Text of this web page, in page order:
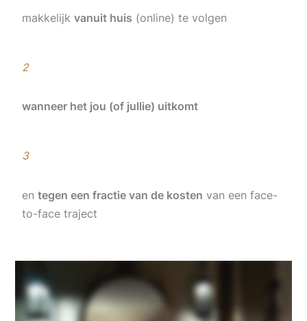
makkelijk vanuit huis (online) te volgen
2
wanneer het jou (of jullie) uitkomt
3
en tegen een fractie van de kosten van een face-
to-face traject